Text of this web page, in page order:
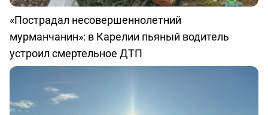
«Пострадал несовершеннолетний
мурманчанин»: в Карелии пьяный водитель
устроил смертельное ДТП